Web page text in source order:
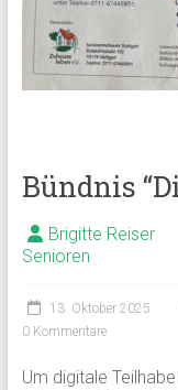
Bündnis
Brigitte Reiser
Senioren
13. Oktober 2025
0 Kommentare
Um digitale